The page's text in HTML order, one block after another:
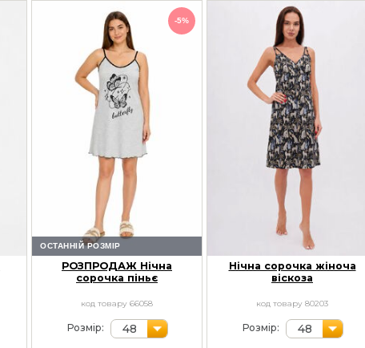
ОСТАННІЙ РОЗМІР
-5%
РОЗПРОДАЖ Нічна
сорочка піньє
код товару 66058
Розмір: 48
Нічна сорочка жіноча
віскоза
код товару 80203
Розмір: 48